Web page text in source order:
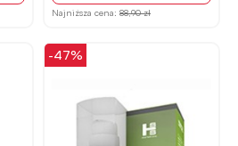
Najniższa cena: 88,90 zł
-47%